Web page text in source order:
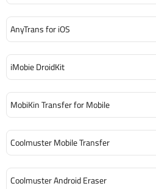
AnyTrans for iOS
iMobie DroidKit
MobiKin Transfer for Mobile
Coolmuster Mobile Transfer
Coolmuster Android Eraser